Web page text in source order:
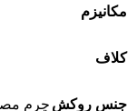
مکانیزم
کلاف
جنس روکش چرم